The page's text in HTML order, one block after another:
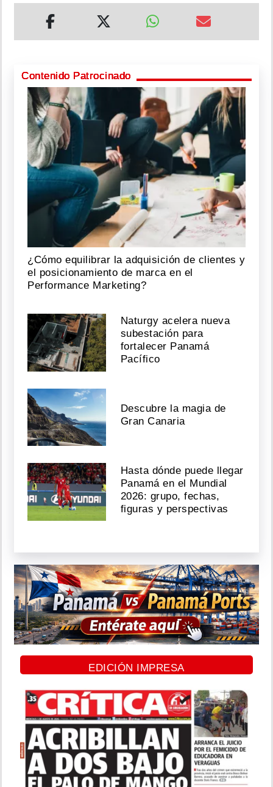
Contenido Patrocinado
¿Cómo equilibrar la adquisición de clientes y
el posicionamiento de marca en el
Performance Marketing?
Naturgy acelera nueva
subestación para
fortalecer Panamá
Pacífico
Descubre la magia de
Gran Canaria
Hasta dónde puede llegar
Panamá en el Mundial
2026: grupo, fechas,
figuras y perspectivas
EDICIÓN IMPRESA